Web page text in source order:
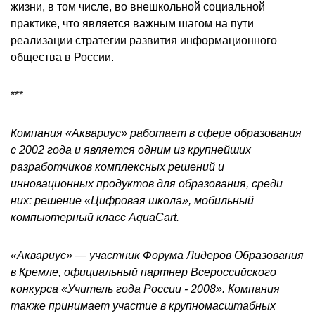
жизни, в том числе, во внешкольной социальной
практике, что является важным шагом на пути
реализации стратегии развития информационного
общества в России.
***
Компания «Аквариус» работает в сфере образования
с 2002 года и является одним из крупнейших
разработчиков комплексных решений и
инновационных продуктов для образования, среди
них: решение «Цифровая школа», мобильный
компьютерный класс AquaCart.
«Аквариус» — участник Форума Лидеров Образования
в Кремле, официальный партнер Всероссийского
конкурса «Учитель года России - 2008». Компания
также принимает участие в крупномасштабных